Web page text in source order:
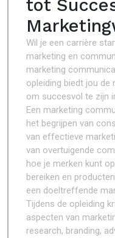
tot
Wil je een carrière
marketing en
marketing
opleiding biedt jou de
om succesvol te zijn
Een marketing
het begrijpen van
van effectieve
van overtuigende
hoe je merken kunt
bereiken en
een doeltreffende
Tijdens de opleiding
aspecten van
research, branding,